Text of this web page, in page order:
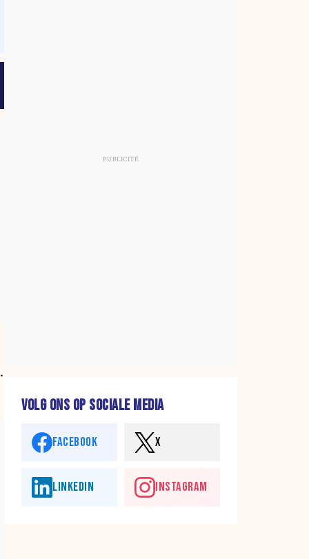
VOLG ONS OP SOCIALE MEDIA
FACEBOOK X
LINKEDIN INSTAGRAM